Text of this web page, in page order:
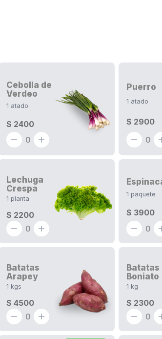
Cebolla de
Verdeo
1 atado
$ 2400
0
Puerro
1 atado
$ 2900
0
Lechuga
Crespa
1 planta
$ 2200
0
1 paquete
$ 3900
0
Batatas
Arapey
1 kgs
$ 4500
0
Batatas
Boniato
1 kg
$ 2300
0